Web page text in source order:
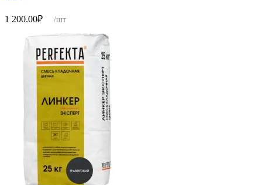
1 200.00₽ /шт